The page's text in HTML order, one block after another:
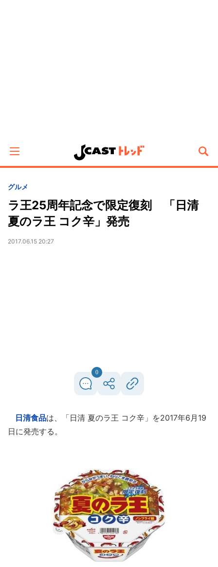
グルメ
ラ王25周年記念で限定復刻 「日清
夏のラ王 コク辛」発売
2017.06.15 20:27
0
日清食品は、「日清 夏のラ王 コク辛」を2017年6月19
日に発売する。